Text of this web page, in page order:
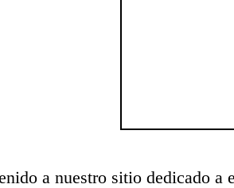
a nuestro sitio dedicado a